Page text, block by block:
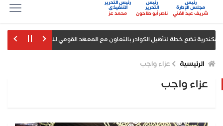
رئيس
مجلس الإدارة
شريف عبد الغني
رئيس
التحرير
ناصر أبو طاحون
رئيس التحرير
التنفيذى
محمد عز
خطة لتأهيل الكوادر بالتعاون مع المعهد القومي للتدريب الجمركي والأكاديمية
الرئيسية عزاء واجب
عزاء واجب